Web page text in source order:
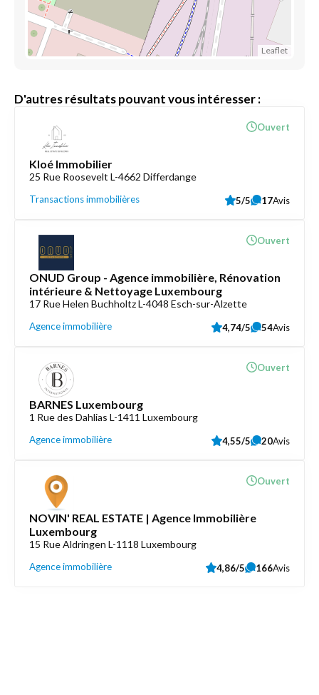
Leaflet
D'autres résultats pouvant vous intéresser :
Kloé Immobilier
25 Rue Roosevelt L-4662 Differdange
Transactions immobilières
Ouvert
5/5 17Avis
ONUD Group - Agence immobilière, Rénovation
intérieure & Nettoyage Luxembourg
17 Rue Helen Buchholtz L-4048 Esch-sur-Alzette
Agence immobilière
Ouvert
4,74/5 54Avis
BARNES Luxembourg
1 Rue des Dahlias L-1411 Luxembourg
Agence immobilière
Ouvert
4,55/5 20Avis
NOVIN' REAL ESTATE | Agence Immobilière
Luxembourg
15 Rue Aldringen L-1118 Luxembourg
Agence immobilière
Ouvert
4,86/5 166Avis